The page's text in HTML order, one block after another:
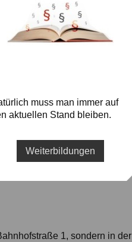
muss man immer auf
aktuellen Stand bleiben.
Weiterbildungen
1, sondern in der